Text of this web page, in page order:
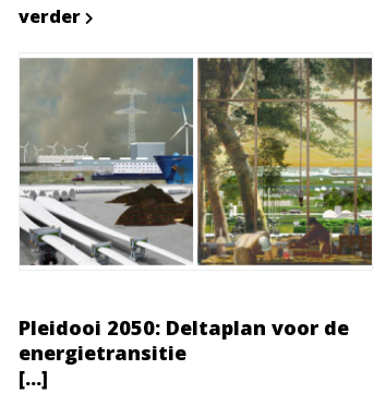
verder
Pleidooi 2050: Deltaplan voor de
energietransitie
[...]